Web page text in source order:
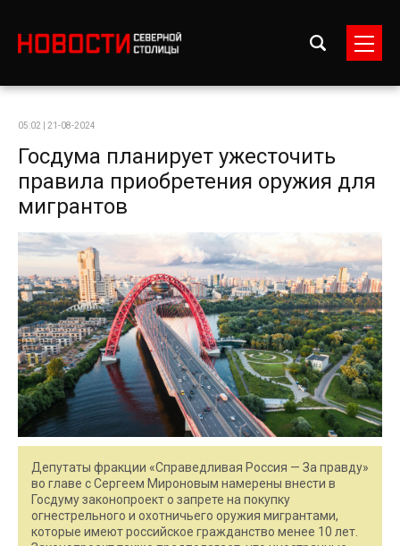
05:02 | 21-08-2024
Госдума планирует ужесточить
правила приобретения оружия для
мигрантов
Депутаты фракции «Справедливая Россия — За правду»
во главе с Сергеем Мироновым намерены внести в
Госдуму законопроект о запрете на покупку
огнестрельного и охотничьего оружия мигрантами,
которые имеют российское гражданство менее 10 лет.